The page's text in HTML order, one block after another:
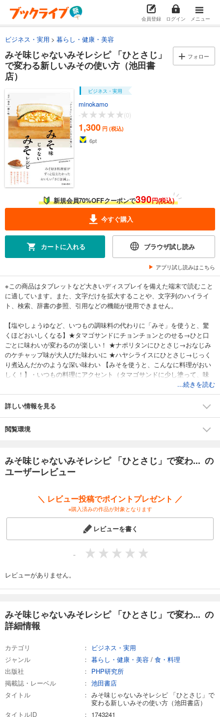
会員登録 ログイン メニュー
ビジネス・実用 暮らし・健康・美容
みそ味じゃないみそレシピ 「ひとさじ」
で変わる新しいみその使い方（池田書
店）
フォロー
ビジネス・実用
minokamo
-
(0)
1,300 円 (税込)
6pt
新規会員70%OFFクーポンで390円(税込)
今すぐ購入
カートに入れる ブラウザ試し読み
アプリ試し読みはこちら
※この商品はタブレットなど大きいディスプレイを備えた端末で読むこと
に適しています。また、文字だけを拡大することや、文字列のハイライ
ト、検索、辞書の参照、引用などの機能が使用できません。
【塩やしょうゆなど、いつもの調味料の代わりに「みそ」を使うと、驚
くほどおいしくなる】★タマゴサンドにチョンチョンとのせる→ひと口
ごとに味わいが変わるのが楽しい！ ★ナポリタンにひとさじ→おなじみ
のケチャップ味が大人びた味わいに ★ハヤシライスにひとさじ→じっく
り煮込んだかのような深い味わい 【みそを使うと、こんなに料理がおい
しく！】・いつもの料理にアクセント（タマゴサンドに少し塗って、味
にアクセント） ・ひとさじで旨みがアップ、お店のような味に（ナポリ
タン、カルボナーラなど） ・手軽にコクを加える（ハヤシライス、カレ
ーは、じっくり煮込んだの？という味に） ・甘みを引き立てる（チーズ
で簡単にできる！】・みそは「薄い」「中間」「濃い」の3つにわけて使
い分け ・基本的にはどんな料理も、どのみそでもできる
...続きを読む
詳しい情報を見る
閲覧環境
みそ味じゃないみそレシピ 「ひとさじ」で変わ... の
ユーザーレビュー
＼ レビュー投稿でポイントプレゼント ／
※購入済みの作品が対象となります
レビューを書く
-
レビューがありません。
みそ味じゃないみそレシピ 「ひとさじ」で変わ... の
詳細情報
カテゴリ
ビジネス・実用
ジャンル
暮らし・健康・美容 / 食・料理
出版社
PHP研究所
掲載誌・レーベル
池田書店
タイトル
みそ味じゃないみそレシピ 「ひとさじ」で
変わる新しいみその使い方（池田書店）
タイトルID
1743241